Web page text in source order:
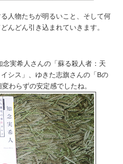
人物たちが明るいこと、そして何
んどん引き込まれていきます。
実希人さんの「蘇る殺人者：天
シス」、ゆきた志旗さんの「Bの
わらずの安定感でしたね。